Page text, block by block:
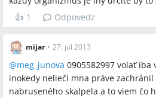
👍 1 Odpovedz
mijar • 27. júl 2013
@meg_junova 0905582997 volať iba
inokedy nelieči mna práve
nabruseného skalpela a to viem čo